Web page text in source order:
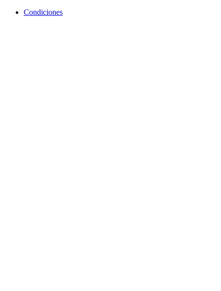
Condiciones